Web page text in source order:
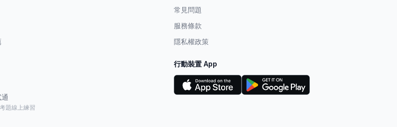
題線上練習
常見問題
服務條款
隱私權政策
行動裝置 App